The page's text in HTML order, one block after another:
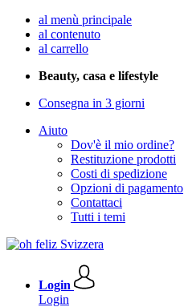
al menù principale
al contenuto
al carrello
Beauty, casa e lifestyle
Consegna in 3 giorni
Aiuto
Dov'è il mio ordine?
Restituzione prodotti
Costi di spedizione
Opzioni di pagamento
Contattaci
Tutti i temi
Login
Login